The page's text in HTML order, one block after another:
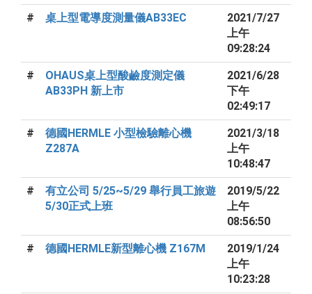
# 桌上型電導度測量儀AB33EC
2021/7/27
上午
09:28:24
#
OHAUS桌上型酸鹼度測定儀
AB33PH 新上市
2021/6/28
下午
02:49:17
#
德國HERMLE 小型檢驗離心機
Z287A
2021/3/18
上午
10:48:47
#
有立公司 5/25~5/29 舉行員工旅遊
5/30正式上班
2019/5/22
上午
08:56:50
# 德國HERMLE新型離心機 Z167M
2019/1/24
上午
10:23:28